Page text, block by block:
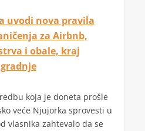
uvodi nova pravila
za Airbnb,
i obale, kraj
koja je doneta prošle
veće Njujorka sprovesti u
vlasnika zahtevalo da se